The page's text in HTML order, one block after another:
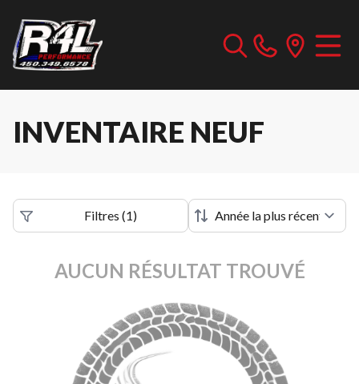
INVENTAIRE NEUF
Filtres (1)
AUCUN RÉSULTAT TROUVÉ